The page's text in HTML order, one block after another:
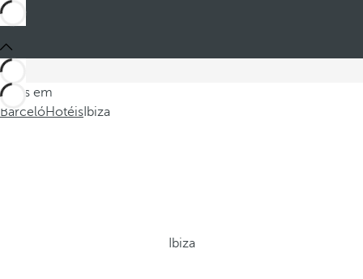
Estes em
BarcelóHotéis Ibiza
Ibiza